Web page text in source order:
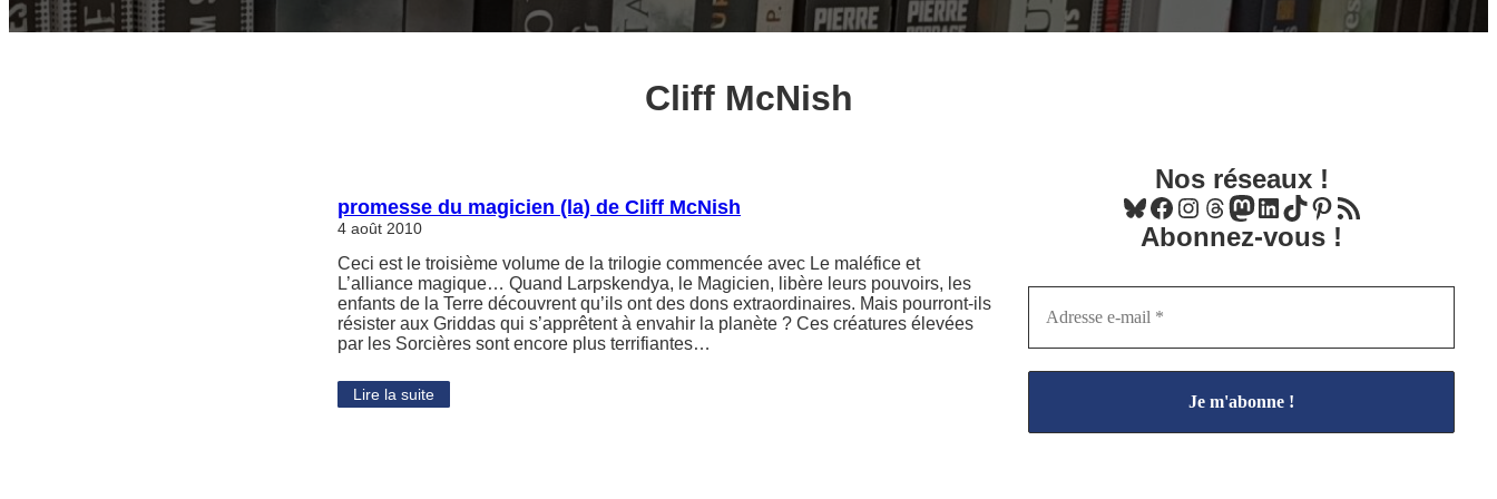
Cliff McNish
promesse du magicien (la) de Cliff McNish
4 août 2010
Ceci est le troisième volume de la trilogie commencée avec Le maléfice et
L’alliance magique… Quand Larpskendya, le Magicien, libère leurs pouvoirs, les
enfants de la Terre découvrent qu’ils ont des dons extraordinaires. Mais pourront-ils
résister aux Griddas qui s’apprêtent à envahir la planète ? Ces créatures élevées
par les Sorcières sont encore plus terrifiantes…
Lire la suite
Nos réseaux !
Bluesky Facebook Instagram Threads Mastodon LinkedIn TikTok Pinterest
Flux RSS
Abonnez-vous !